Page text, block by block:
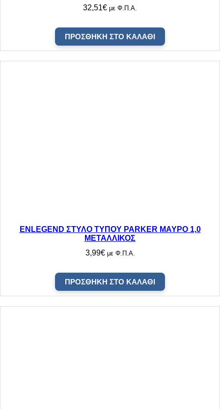
32,51€ με Φ.Π.Α.
ΠΡΟΣΘΉΚΗ ΣΤΟ ΚΑΛΆΘΙ
ENLEGEND ΣΤΥΛΟ ΤΥΠΟΥ PARKER ΜΑΥΡΟ 1,0
ΜΕΤΑΛΛΙΚΟΣ
3,99€ με Φ.Π.Α.
ΠΡΟΣΘΉΚΗ ΣΤΟ ΚΑΛΆΘΙ